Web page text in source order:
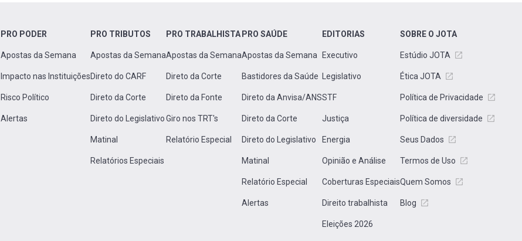
PRO PODER
Apostas da Semana
Impacto nas Instituições
Risco Político
Alertas
PRO TRIBUTOS
Apostas da Semana
Direto do CARF
Direto da Corte
Direto do Legislativo
Matinal
Relatórios Especiais
PRO TRABALHISTA
Apostas da Semana
Direto da Corte
Direto da Fonte
Giro nos TRT's
Relatório Especial
PRO SAÚDE
Apostas da Semana
Bastidores da Saúde
Direto da Anvisa/ANS
Direto da Corte
Direto do Legislativo
Matinal
Relatório Especial
Alertas
EDITORIAS
Executivo
Legislativo
STF
Justiça
Energia
Opinião e Análise
Coberturas Especiais
Direito trabalhista
Eleições 2026
SOBRE O JOTA
Estúdio JOTA
Ética JOTA
Política de Privacidade
Política de diversidade
Seus Dados
Termos de Uso
Quem Somos
Blog